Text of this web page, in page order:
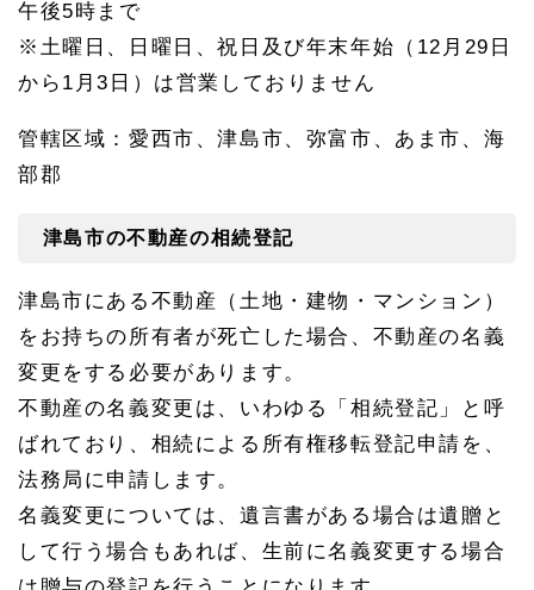
放棄
1.
6.
1
屋家
セス
7
津島
市の
遺言
作成
手続
き
1.
8
津島
市の
相続
午後5時まで
※土曜日、日曜日、祝日及び年末年始（12月29日
から1月3日）は営業しておりません
管轄区域：愛西市、津島市、弥富市、あま市、海
部郡
津島市の不動産の相続登記
津島市にある不動産（土地・建物・マンション）
をお持ちの所有者が死亡した場合、不動産の名義
変更をする必要があります。
不動産の名義変更は、いわゆる「相続登記」と呼
ばれており、相続による所有権移転登記申請を、
法務局に申請します。
名義変更については、遺言書がある場合は遺贈と
して行う場合もあれば、生前に名義変更する場合